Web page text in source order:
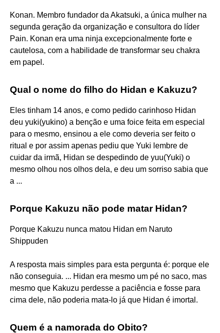
Konan. Membro fundador da Akatsuki, a única mulher na
segunda geração da organização e consultora do líder
Pain. Konan era uma ninja excepcionalmente forte e
cautelosa, com a habilidade de transformar seu chakra
em papel.
Qual o nome do filho do Hidan e Kakuzu?
Eles tinham 14 anos, e como pedido carinhoso Hidan
deu yuki(yukino) a benção e uma foice feita em especial
para o mesmo, ensinou a ele como deveria ser feito o
ritual e por assim apenas pediu que Yuki lembre de
cuidar da irmã, Hidan se despedindo de yuu(Yuki) o
mesmo olhou nos olhos dela, e deu um sorriso sabia que
a ...
Porque Kakuzu não pode matar Hidan?
Porque Kakuzu nunca matou Hidan em Naruto
Shippuden
A resposta mais simples para esta pergunta é: porque ele
não conseguia. ... Hidan era mesmo um pé no saco, mas
mesmo que Kakuzu perdesse a paciência e fosse para
cima dele, não poderia mata-lo já que Hidan é imortal.
Quem é a namorada do Obito?